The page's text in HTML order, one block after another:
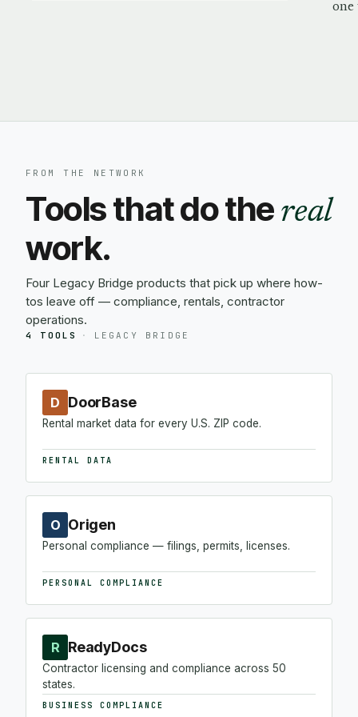
one
FROM THE NETWORK
Tools that do the real
work.
Four Legacy Bridge products that pick up where how-
tos leave off — compliance, rentals, contractor
operations.
4 TOOLS · LEGACY BRIDGE
D DoorBase
Rental market data for every U.S. ZIP code.
RENTAL DATA
O Origen
Personal compliance — filings, permits, licenses.
PERSONAL COMPLIANCE
R ReadyDocs
Contractor licensing and compliance across 50
states.
BUSINESS COMPLIANCE